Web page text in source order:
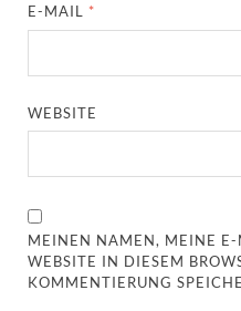
E-MAIL *
WEBSITE
MEINEN NAMEN, MEINE
WEBSITE IN DIESEM
KOMMENTIERUNG